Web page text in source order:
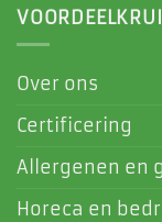
Over ons
Certificering
Allergenen en
Horeca en